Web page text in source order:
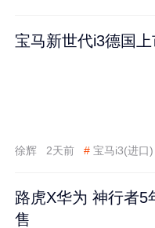
宝马新世代i3德国
徐辉 2天前 # 宝马i3(进口)
路虎X华为 神行者5
售